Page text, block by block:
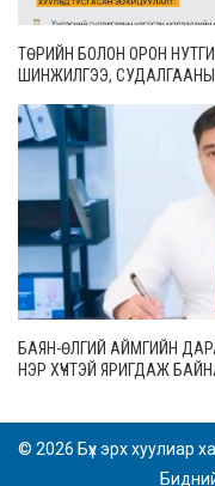
ТӨРИЙН БОЛОН ОРОН
ШИНЖИЛГЭЭ,
БАЯН-ӨЛГИЙ АЙМГИЙН
НЭР ХҮЧТЭЙ ЯРИГДАЖ
© 2026 Бүх эрх хуулиар